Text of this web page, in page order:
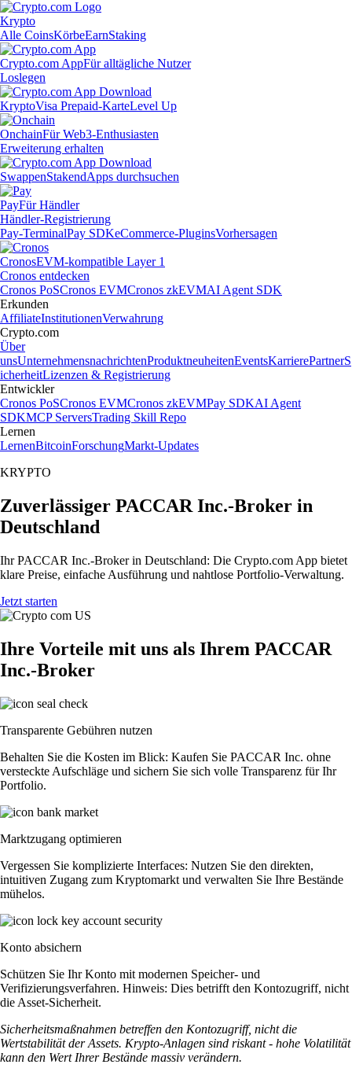
Krypto
Alle CoinsKörbeEarnStaking
Crypto.com AppFür alltägliche Nutzer
Loslegen
KryptoVisa Prepaid-KarteLevel Up
OnchainFür Web3-Enthusiasten
Erweiterung erhalten
SwappenStakendApps durchsuchen
PayFür Händler
Händler-Registrierung
Pay-TerminalPay SDKeCommerce-PluginsVorhersagen
CronosEVM-kompatible Layer 1
Cronos entdecken
Cronos PoSCronos EVMCronos zkEVMAI Agent SDK
Erkunden
AffiliateInstitutionenVerwahrung
Crypto.com
Über
unsUnternehmensnachrichtenProduktneuheitenEventsKarrierePartnerS
icherheitLizenzen & Registrierung
Entwickler
Cronos PoSCronos EVMCronos zkEVMPay SDKAI Agent
SDKMCP ServersTrading Skill Repo
Lernen
LernenBitcoinForschungMarkt-Updates
KRYPTO
Zuverlässiger PACCAR Inc.-Broker in
Deutschland
Ihr PACCAR Inc.-Broker in Deutschland: Die Crypto.com App bietet
klare Preise, einfache Ausführung und nahtlose Portfolio-Verwaltung.
Jetzt starten
Ihre Vorteile mit uns als Ihrem PACCAR
Inc.-Broker
Transparente Gebühren nutzen
Behalten Sie die Kosten im Blick: Kaufen Sie PACCAR Inc. ohne
versteckte Aufschläge und sichern Sie sich volle Transparenz für Ihr
Portfolio.
Marktzugang optimieren
Vergessen Sie komplizierte Interfaces: Nutzen Sie den direkten,
intuitiven Zugang zum Kryptomarkt und verwalten Sie Ihre Bestände
mühelos.
Konto absichern
Schützen Sie Ihr Konto mit modernen Speicher- und
Verifizierungsverfahren. Hinweis: Dies betrifft den Kontozugriff, nicht
die Asset-Sicherheit.
Sicherheitsmaßnahmen betreffen den Kontozugriff, nicht die
Wertstabilität der Assets. Krypto-Anlagen sind riskant - hohe Volatilität
kann den Wert Ihrer Bestände massiv verändern.